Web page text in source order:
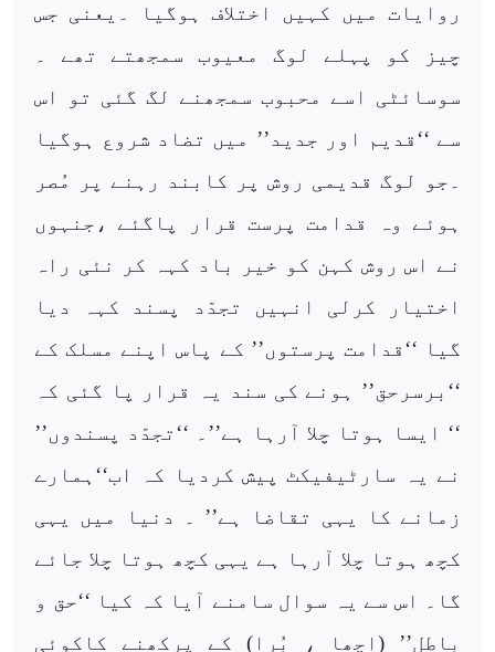
روایات میں کہیں اختلاف ہوگیا ۔یعنی جس
چیز کو پہلے لوگ معیوب سمجھتے تھے ۔
سوسائٹی اسے محبوب سمجھنے لگ گئی تو اس
سے ‘‘قدیم اور جدید’’ میں تضاد شروع ہوگیا
۔جو لوگ قدیمی روش پر کابند رہنے پر مُصر
ہوئے وہ قدامت پرست قرار پاگئے ،جنہوں
نے اس روش کہن کو خیر باد کہہ کر نئی راہ
اختیار کرلی انہیں تجدّد پسند کہہ دیا
گیا ‘‘قدامت پرستوں’’ کے پاس اپنے مسلک کے
‘‘برسرحق’’ ہونے کی سند یہ قرار پا گئی کہ
‘‘ ایسا ہوتا چلا آرہا ہے’’۔ ‘‘تجدّد پسندوں’’
نے یہ سارٹیفیکٹ پیش کردیا کہ اب‘‘ہمارے
زمانے کا یہی تقاضا ہے’’ ۔ دنیا میں یہی
کچھ ہوتا چلا آرہا ہے یہی کچھ ہوتا چلا جائے
گا۔ اس سے یہ سوال سامنے آیا کہ کیا ‘‘حق و
باطل’’ (اچھا ، بُرا) کے پرکھنے کاکوئی